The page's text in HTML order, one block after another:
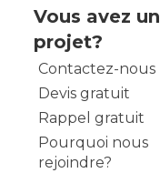
Vous avez un
projet?
Contactez-nous
Devis gratuit
Rappel gratuit
Pourquoi nous
rejoindre?